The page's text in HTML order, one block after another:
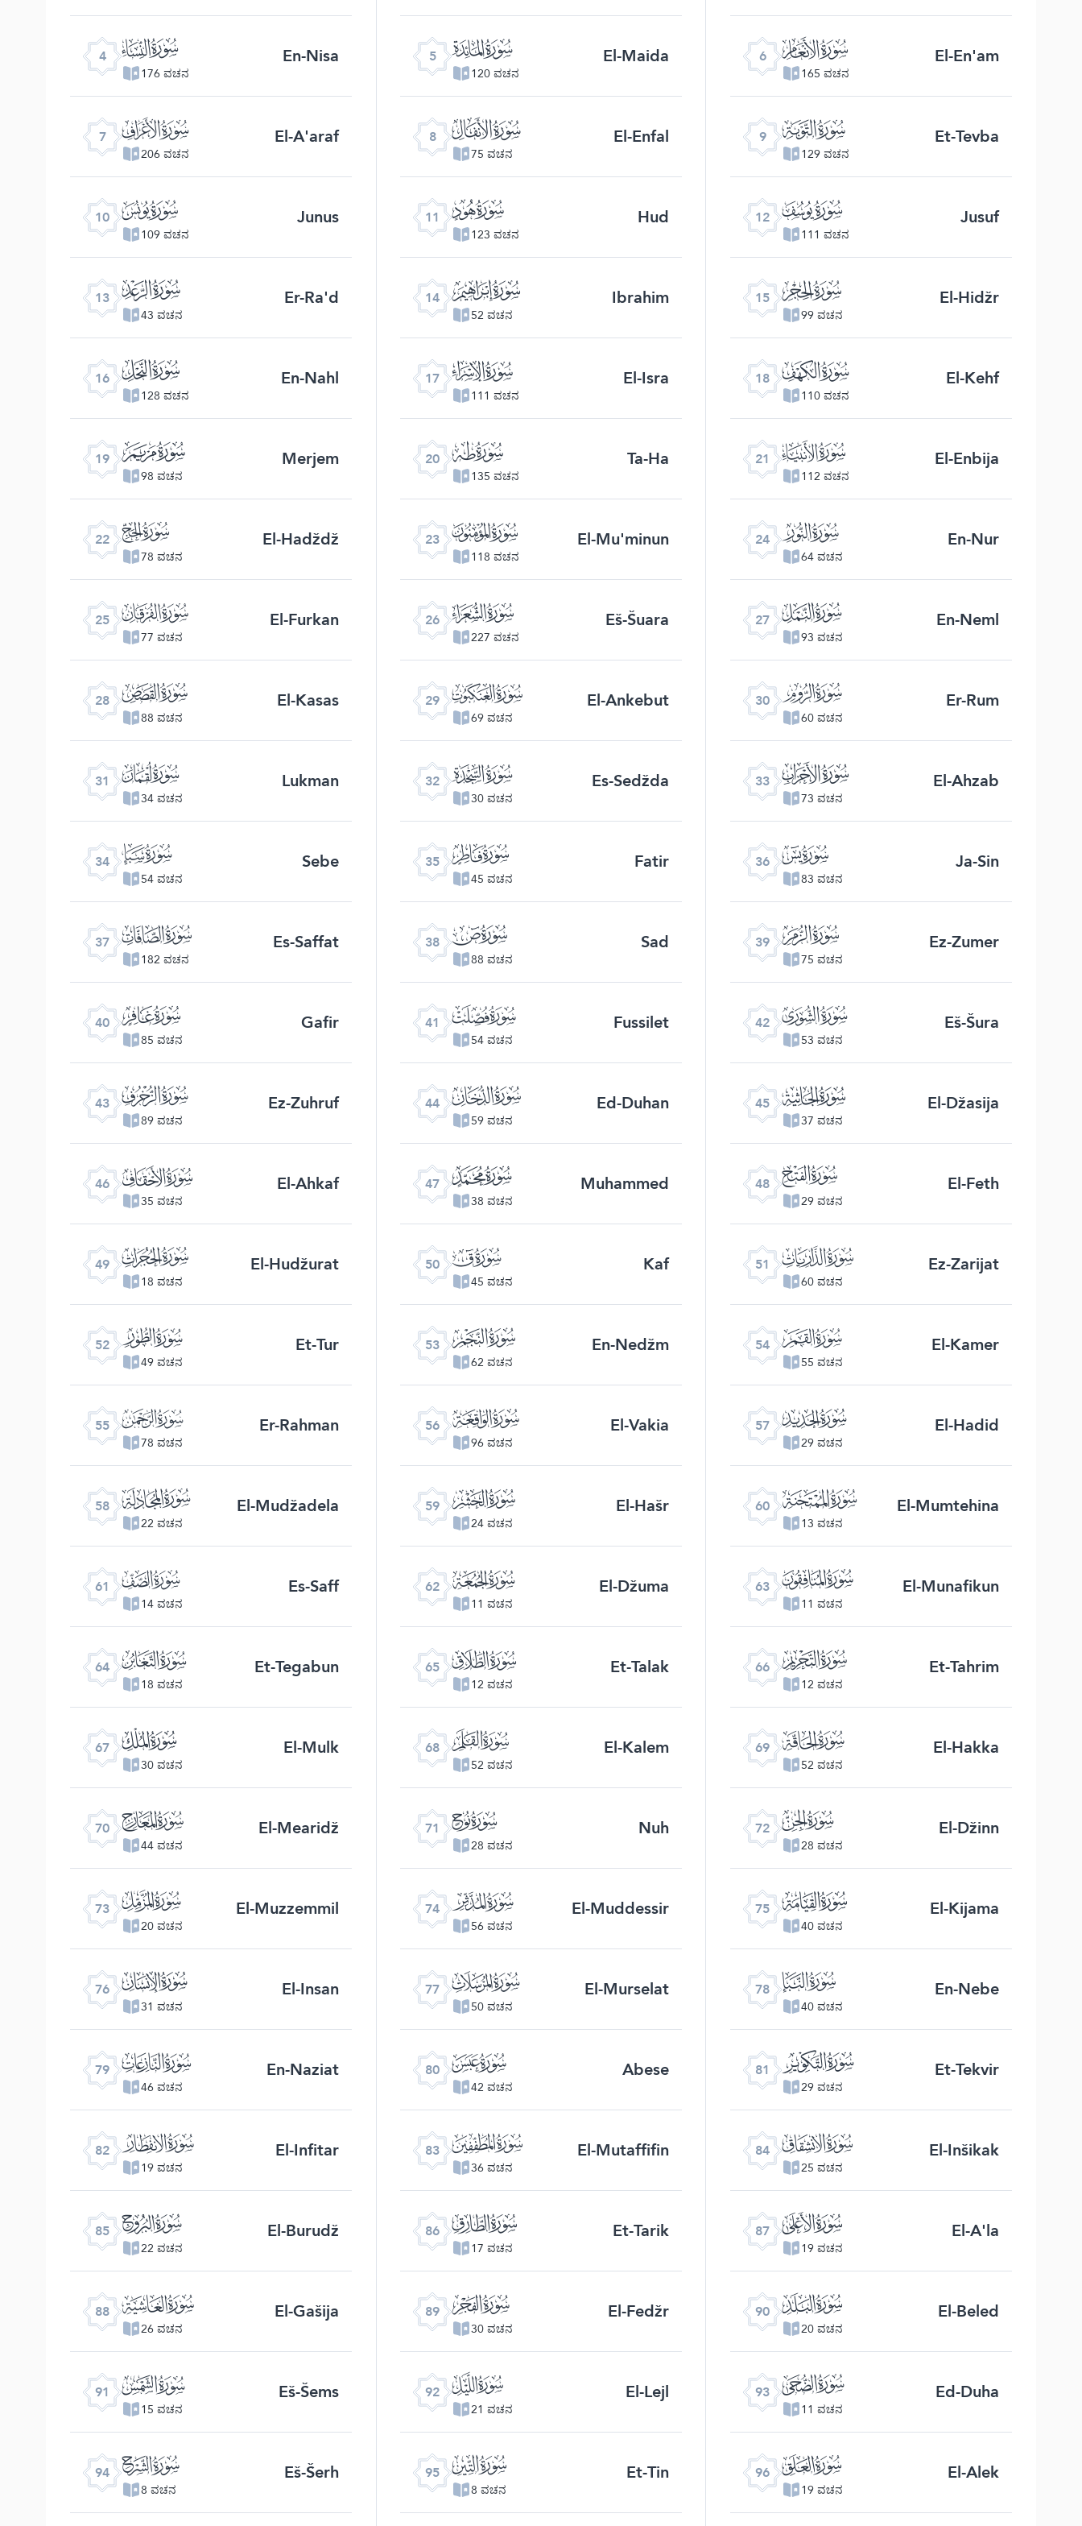
4 ﮐ
176 ವಚನ
En-Nisa 5 ﮑ
120 ವಚನ
El-Maida 6 ﮒ
165 ವಚನ
El-En'am
7 ﮓ
206 ವಚನ
El-A'araf 8 ﮔ
75 ವಚನ
El-Enfal 9 ﮕ
129 ವಚನ
Et-Tevba
10 ﮖ
109 ವಚನ
Junus 11 ﮗ
123 ವಚನ
Hud 12 ﮘ
111 ವಚನ
Jusuf
13 ﮙ
43 ವಚನ
Er-Ra'd 14 ﮚ
52 ವಚನ
Ibrahim 15 ﮛ
99 ವಚನ
El-Hidžr
16 ﮜ
128 ವಚನ
En-Nahl 17 ﮝ
111 ವಚನ
El-Isra 18 ﮞ
110 ವಚನ
El-Kehf
19 ﮟ
98 ವಚನ
Merjem 20 ﮠ
135 ವಚನ
Ta-Ha 21 ﮡ
112 ವಚನ
El-Enbija
22 ﮢ
78 ವಚನ
El-Hadždž 23 ﮣ
118 ವಚನ
El-Mu'minun 24 ﮤ
64 ವಚನ
En-Nur
25 ﮥ
77 ವಚನ
El-Furkan 26 ﮦ
227 ವಚನ
Eš-Šuara 27 ﮧ
93 ವಚನ
En-Neml
28 ﮨ
88 ವಚನ
El-Kasas 29 ﮩ
69 ವಚನ
El-Ankebut 30 ﮪ
60 ವಚನ
Er-Rum
31 ﮫ
34 ವಚನ
Lukman 32 ﮬ
30 ವಚನ
Es-Sedžda 33 ﮭ
73 ವಚನ
El-Ahzab
34 ﮮ
54 ವಚನ
Sebe 35 ﮯ
45 ವಚನ
Fatir 36 ﮰ
83 ವಚನ
Ja-Sin
37 ﮱ
182 ವಚನ
Es-Saffat 38 ﯓ
88 ವಚನ
Sad 39 ﯔ
75 ವಚನ
Ez-Zumer
40 ﯕ
85 ವಚನ
Gafir 41 ﯖ
54 ವಚನ
Fussilet 42 ﯗ
53 ವಚನ
Eš-Šura
43 ﯘ
89 ವಚನ
Ez-Zuhruf 44 ﯙ
59 ವಚನ
Ed-Duhan 45 ﯚ
37 ವಚನ
El-Džasija
46 ﯛ
35 ವಚನ
El-Ahkaf 47 ﯜ
38 ವಚನ
Muhammed 48 ﯝ
29 ವಚನ
El-Feth
49 ﯞ
18 ವಚನ
El-Hudžurat 50 ﯟ
45 ವಚನ
Kaf 51 ﯠ
60 ವಚನ
Ez-Zarijat
52 ﯡ
49 ವಚನ
Et-Tur 53 ﯢ
62 ವಚನ
En-Nedžm 54 ﯣ
55 ವಚನ
El-Kamer
55 ﯤ
78 ವಚನ
Er-Rahman 56 ﯥ
96 ವಚನ
El-Vakia 57 ﯦ
29 ವಚನ
El-Hadid
58 ﯧ
22 ವಚನ
El-Mudžadela 59 ﯨ
24 ವಚನ
El-Hašr 60 ﯩ
13 ವಚನ
El-Mumtehina
61 ﯪ
14 ವಚನ
Es-Saff 62 ﯫ
11 ವಚನ
El-Džuma 63 ﯬ
11 ವಚನ
El-Munafikun
64 ﯭ
18 ವಚನ
Et-Tegabun 65 ﯮ
12 ವಚನ
Et-Talak 66 ﯯ
12 ವಚನ
Et-Tahrim
67 ﯰ
30 ವಚನ
El-Mulk 68 ﯱ
52 ವಚನ
El-Kalem 69 ﯲ
52 ವಚನ
El-Hakka
70 ﯳ
44 ವಚನ
El-Mearidž 71 ﯴ
28 ವಚನ
Nuh 72 ﯵ
28 ವಚನ
El-Džinn
73 ﯶ
20 ವಚನ
El-Muzzemmil 74 ﯷ
56 ವಚನ
El-Muddessir 75 ﯸ
40 ವಚನ
El-Kijama
76 ﯹ
31 ವಚನ
El-Insan 77 ﯺ
50 ವಚನ
El-Murselat 78 ﯻ
40 ವಚನ
En-Nebe
79 ﯼ
46 ವಚನ
En-Naziat 80 ﯽ
42 ವಚನ
Abese 81 ﯾ
29 ವಚನ
Et-Tekvir
82 ﯿ
19 ವಚನ
El-Infitar 83 ﰀ
36 ವಚನ
El-Mutaffifin 84 ﰁ
25 ವಚನ
El-Inšikak
85 ﰂ
22 ವಚನ
El-Burudž 86 ﰃ
17 ವಚನ
Et-Tarik 87 ﰄ
19 ವಚನ
El-A'la
88 ﰅ
26 ವಚನ
El-Gašija 89 ﰆ
30 ವಚನ
El-Fedžr 90 ﰇ
20 ವಚನ
El-Beled
91 ﰈ
15 ವಚನ
Eš-Šems 92 ﰉ
21 ವಚನ
El-Lejl 93 ﰊ
11 ವಚನ
Ed-Duha
94 ﰋ
8 ವಚನ
Eš-Šerh 95 ﰌ
8 ವಚನ
Et-Tin 96 ﰍ
19 ವಚನ
El-Alek